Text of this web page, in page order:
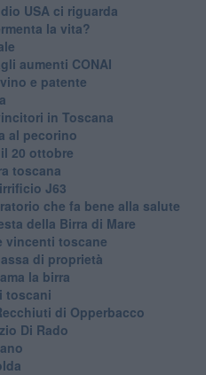
USA ci riguarda
la vita?
aumenti CONAI
e patente
in Toscana
al pecorino
20 ottobre
toscana
J63
che fa bene alla salute
della Birra di Mare
vincenti toscane
di proprietà
la birra
toscani
di Opperbacco
Di Rado